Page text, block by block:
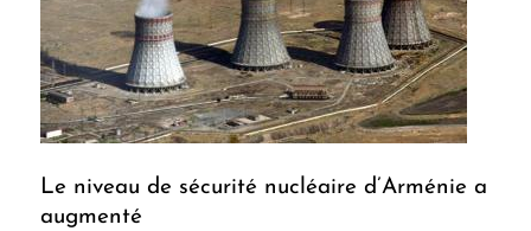
Le niveau de sécurité nucléaire d’Arménie a
augmenté